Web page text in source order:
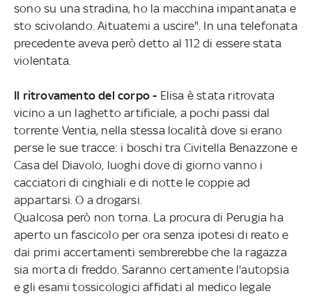
sono su una stradina, ho la macchina impantanata e
sto scivolando. Aituatemi a uscire". In una telefonata
precedente aveva però detto al 112 di essere stata
violentata.
Il ritrovamento del corpo - Elisa è stata ritrovata
vicino a un laghetto artificiale, a pochi passi dal
torrente Ventia, nella stessa località dove si erano
perse le sue tracce: i boschi tra Civitella Benazzone e
Casa del Diavolo, luoghi dove di giorno vanno i
cacciatori di cinghiali e di notte le coppie ad
appartarsi. O a drogarsi.
Qualcosa però non torna. La procura di Perugia ha
aperto un fascicolo per ora senza ipotesi di reato e
dai primi accertamenti sembrerebbe che la ragazza
sia morta di freddo. Saranno certamente l'autopsia
e gli esami tossicologici affidati al medico legale